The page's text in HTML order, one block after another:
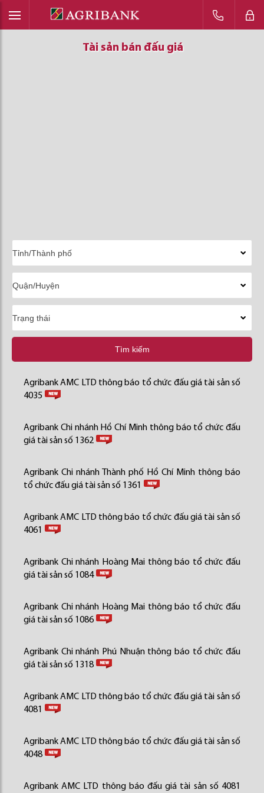
Tài sản bán đấu giá
Tài sản bán đấu giá
Tài sản bán đấu giá
Tìm kiếm
Agribank AMC LTD thông báo tổ chức đấu giá tài sản số
4035
Agribank Chi nhánh Hồ Chí Minh thông báo tổ chức đấu
giá tài sản số 1362
Agribank Chi nhánh Thành phố Hồ Chí Minh thông báo
tổ chức đấu giá tài sản số 1361
Agribank AMC LTD thông báo tổ chức đấu giá tài sản số
4061
Agribank Chi nhánh Hoàng Mai thông báo tổ chức đấu
giá tài sản số 1084
Agribank Chi nhánh Hoàng Mai thông báo tổ chức đấu
giá tài sản số 1086
Agribank Chi nhánh Phú Nhuận thông báo tổ chức đấu
giá tài sản số 1318
Agribank AMC LTD thông báo tổ chức đấu giá tài sản số
4081
Agribank AMC LTD thông báo tổ chức đấu giá tài sản số
4048
Agribank AMC LTD thông báo đấu giá tài sản số 4081